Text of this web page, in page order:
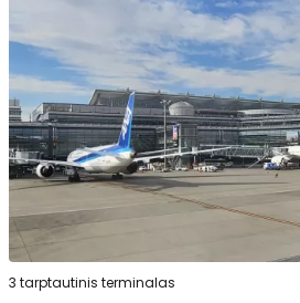
3 tarptautinis terminalas